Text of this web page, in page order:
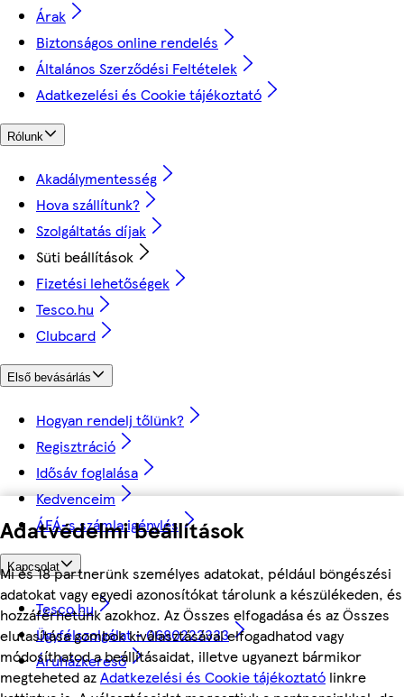
Adatvédelmi beállítások
Mi és 18 partnerünk személyes adatokat, például böngészési
adatokat vagy egyedi azonosítókat tárolunk a készülékeden, és
hozzáférhetünk azokhoz. Az Összes elfogadása és az Összes
elutasítása gombok kiválasztásával elfogadhatod vagy
módosíthatod a beállításaidat, illetve ugyanezt bármikor
megteheted azAdatkezelési és Cookie tájékoztató linkre
Árak
Biztonságos online rendelés
Általános Szerződési Feltételek
Adatkezelési és Cookie tájékoztató
Rólunk
Akadálymentesség
Hova szállítunk?
Szolgáltatás díjak
Süti beállítások
Fizetési lehetőségek
Tesco.hu
Clubcard
Első bevásárlás
Hogyan rendelj tőlünk?
Regisztráció
Idősáv foglalása
Kedvenceim
ÁFÁ-s számla igénylés
Kapcsolat
Tesco.hu
Ügyfélszolgálat - 0680222333
Áruházkereső